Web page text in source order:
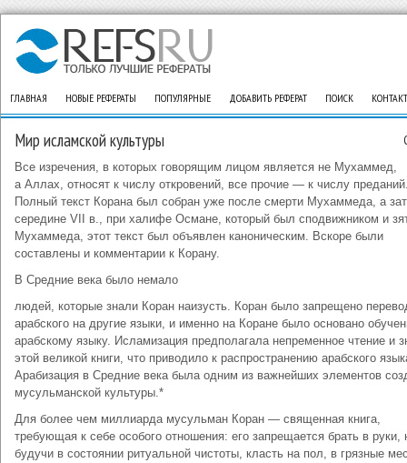
ГЛАВНАЯ НОВЫЕ РЕФЕРАТЫ ПОПУЛЯРНЫЕ ДОБАВИТЬ РЕФЕРАТ ПОИСК
Мир исламской культуры
Все изречения, в которых говорящим лицом является не Мухаммед,
а Аллах, относят к числу откровений, все прочие — к числу
Полный текст Корана был собран уже после смерти Мухаммеда, а
середине VII в., при халифе Османе, который был сподвижником и
Мухаммеда, этот текст был объявлен каноническим. Вскоре были
составлены и комментарии к Корану.
В Средние века было немало
людей, которые знали Коран наизусть. Коран было запрещено
арабского на другие языки, и именно на Коране было основано
арабскому языку. Исламизация предполагала непременное чтение и
этой великой книги, что приводило к распространению арабского
Арабизация в Средние века была одним из важнейших элементов
мусульманской культуры.*
Для более чем миллиарда мусульман Коран — священная книга,
требующая к себе особого отношения: его запрещается брать в руки,
будучи в состоянии ритуальной чистоты, класть на пол, в грязные